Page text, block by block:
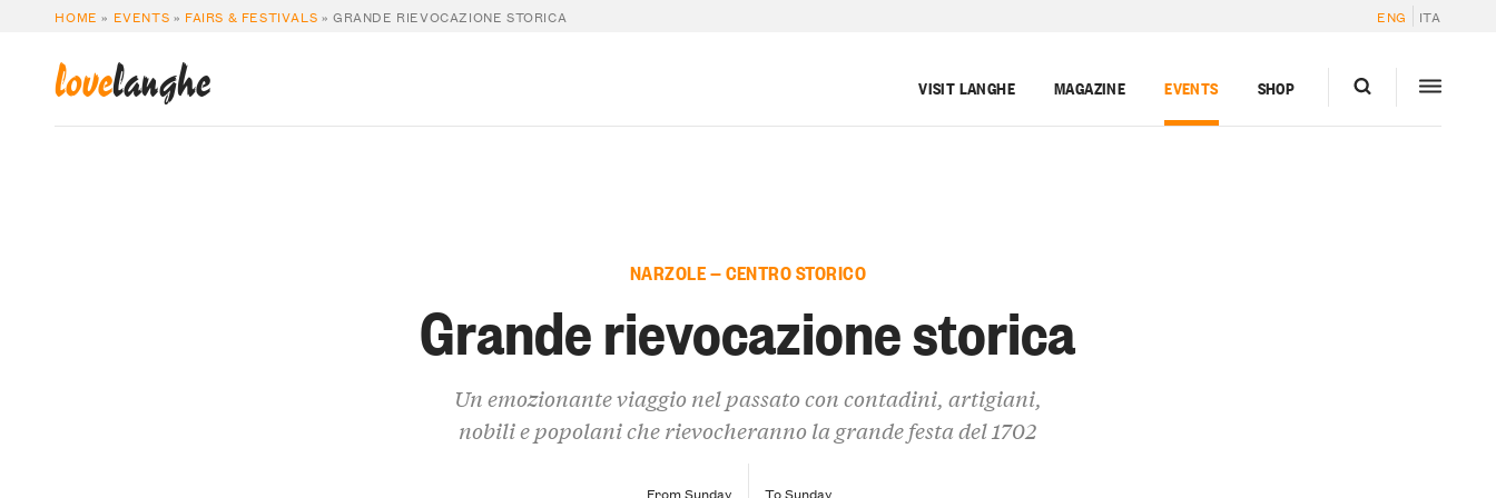
HOME » EVENTS » FAIRS & FESTIVALS » GRANDE RIEVOCAZIONE STORICA ENG ITA
lovelanghe VISIT LANGHE MAGAZINE EVENTS SHOP
NARZOLE — CENTRO STORICO
Grande rievocazione storica
Un emozionante viaggio nel passato con contadini, artigiani,
nobili e popolani che rievocheranno la grande festa del 1702
From Sunday To Sunday